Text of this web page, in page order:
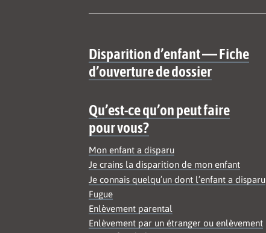
Site map
Disparition d’enfant — Fiche
d’ouverture de dossier
Qu’est-ce qu’on peut faire
pour vous?
Mon enfant a disparu
Je crains la disparition de mon enfant
Je connais quelqu’un dont l’enfant a disparu
Fugue
Enlèvement parental
Enlèvement par un étranger ou enlèvement